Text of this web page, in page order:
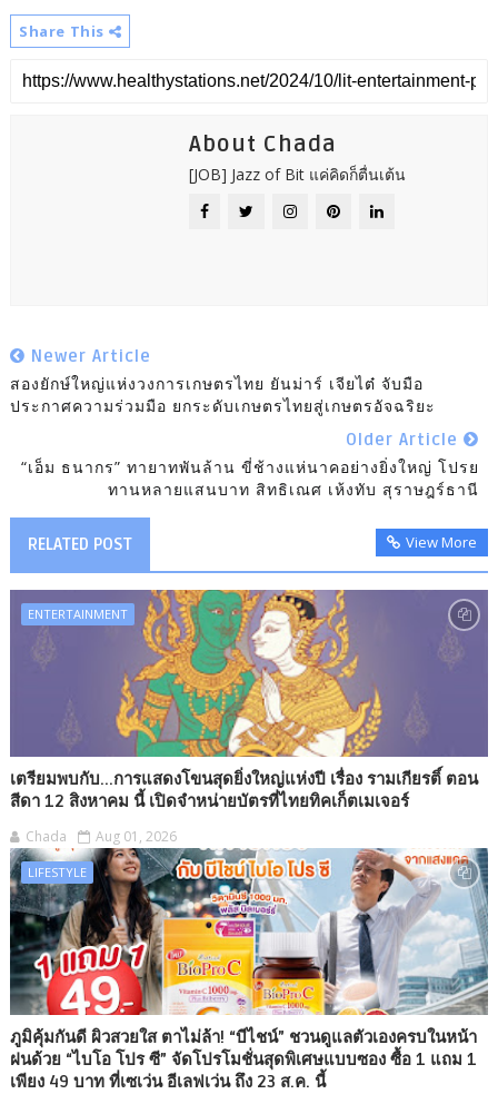
Share This
About Chada
[JOB] Jazz of Bit แค่คิดก็ตื่นเต้น
Newer Article
สองยักษ์ใหญ่แห่งวงการเกษตรไทย ยันม่าร์ เจียไต๋ จับมือ
ประกาศความร่วมมือ ยกระดับเกษตรไทยสู่เกษตรอัจฉริยะ
Older Article
“เอ็ม ธนากร” ทายาทพันล้าน ขี่ช้างแห่นาคอย่างยิ่งใหญ่ โปรย
ทานหลายแสนบาท สิทธิเณศ เห้งทับ สุราษฎร์ธานี
RELATED POST View More
ENTERTAINMENT
เตรียมพบกับ...การแสดงโขนสุดยิ่งใหญ่แห่งปี เรื่อง รามเกียรติ์ ตอน
สีดา 12 สิงหาคม นี้ เปิดจำหน่ายบัตรที่ไทยทิคเก็ตเมเจอร์
Chada Aug 01, 2026
LIFESTYLE
ภูมิคุ้มกันดี ผิวสวยใส ตาไม่ล้า! “บีไชน์” ชวนดูแลตัวเองครบในหน้า
ฝนด้วย “ไบโอ โปร ซี” จัดโปรโมชั่นสุดพิเศษแบบซอง ซื้อ 1 แถม 1
เพียง 49 บาท ที่เซเว่น อีเลฟเว่น ถึง 23 ส.ค. นี้